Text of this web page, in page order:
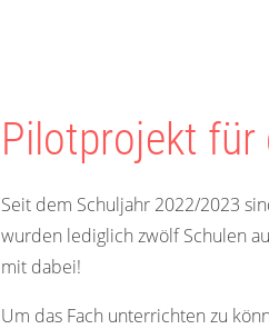
Pilotprojekt für
Seit dem Schuljahr 2022/2023
wurden lediglich zwölf Schulen
mit dabei!
Um das Fach unterrichten zu